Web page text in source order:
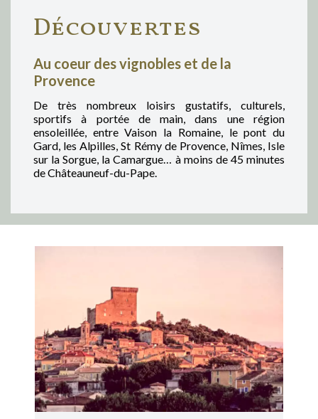
Découvertes
Au coeur des vignobles et de la
Provence
De très nombreux loisirs gustatifs, culturels,
sportifs à portée de main, dans une région
ensoleillée, entre Vaison la Romaine, le pont du
Gard, les Alpilles, St Rémy de Provence, Nîmes, Isle
sur la Sorgue, la Camargue… à moins de 45 minutes
de Châteauneuf-du-Pape.